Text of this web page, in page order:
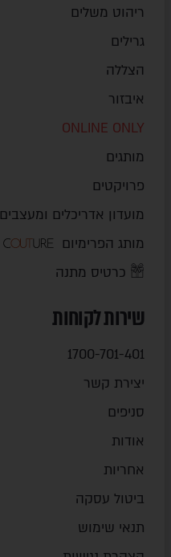
ריהוט משלים
גרילים
הצללה
איבזור
ONLINE ONLY
מותגים
פרויקטים
מועדון אדריכלים ומעצבים
מותג הפרימיום
כרטיס מתנה
שירות לקוחות
1700-701-401
יצירת קשר
סניפים
אודות
אחריות
ביטול עסקה
תנאי שימוש